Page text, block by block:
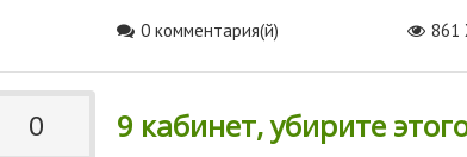
0 комментария(й) 861
0 9 кабинет, убирите